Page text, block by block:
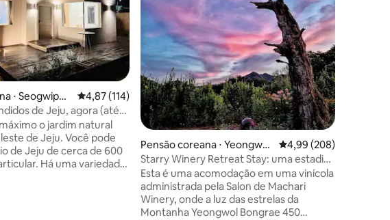
de 5, 112 avaliações
⋅ Seogwipo-
4,87 de uma avaliação média de 5, 114 avaliações
4,87 (114)
de Jeju, agora (até
o jardim natural
Jeju. Você pode
de Jeju de cerca de 600
variedade
Pensão coreana ⋅ Yeongwol
-gun
4,99 de uma avaliação
4,99 (208)
Starry Winery Retreat Stay: uma estadia
sob as estrelas na vinícola Salon de
Machary
Esta é uma acomodação em uma vinícola
administrada pela Salon de Machari
Winery, onde a luz das estrelas da
Montanha Yeongwol Bongrae 450